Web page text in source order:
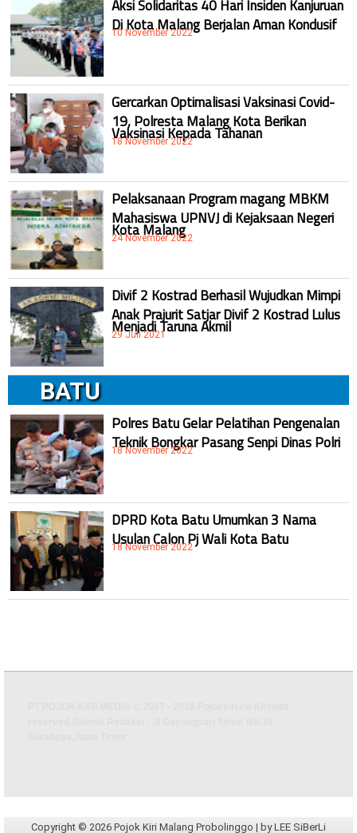
Aksi Solidaritas 40 Hari Insiden Kanjuruan
Di Kota Malang Berjalan Aman Kondusif
10 November 2022
Gercarkan Optimalisasi Vaksinasi Covid-
19, Polresta Malang Kota Berikan
Vaksinasi Kepada Tahanan
18 November 2022
Pelaksanaan Program magang MBKM
Mahasiswa UPNVJ di Kejaksaan Negeri
Kota Malang
24 November 2022
Divif 2 Kostrad Berhasil Wujudkan Mimpi
Anak Prajurit Satjar Divif 2 Kostrad Lulus
Menjadi Taruna Akmil
29 Juli 2021
BATU
Polres Batu Gelar Pelatihan Pengenalan
Teknik Bongkar Pasang Senpi Dinas Polri
18 November 2022
DPRD Kota Batu Umumkan 3 Nama
Usulan Calon Pj Wali Kota Batu
18 November 2022
Copyright © 2026 Pojok Kiri Malang Probolinggo | byLEE SiBerLi